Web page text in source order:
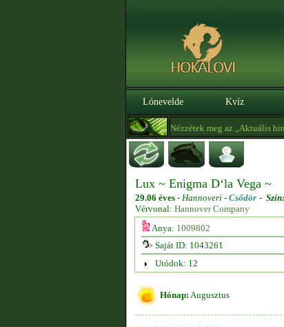
Lónevelde Kvíz
HegyesBerta- Nézzétek meg az ,,Aktuális
Lux ~ Enigma D‘la Vega ~
29.06 éves - Hannoveri - Csődör - Szín:
Vérvonal: Hannover Company
Anya: 1009802
Saját ID: 1043261
Utódok: 12
Hónap: Augusztus